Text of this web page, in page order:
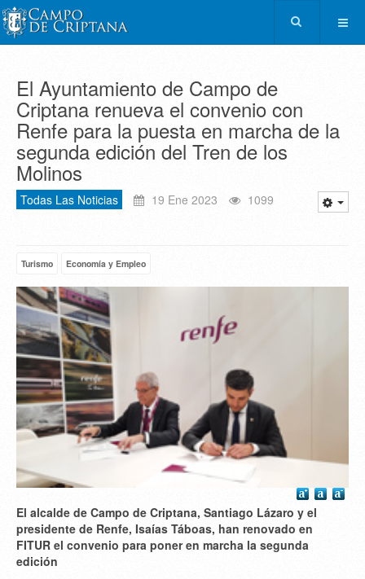
El Ayuntamiento de Campo de
Criptana renueva el convenio con
Renfe para la puesta en marcha de la
segunda edición del Tren de los
Molinos
Todas Las Noticias 19 Ene 2023 1099
Turismo Economía y Empleo
El alcalde de Campo de Criptana, Santiago Lázaro y el
presidente de Renfe, Isaías Táboas, han renovado en
FITUR el convenio para poner en marcha la segunda
edición